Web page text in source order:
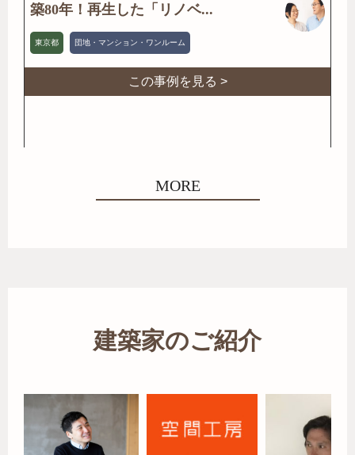
築80年！再生した「リノベ...
東京都 団地・マンション・ワンルーム
この事例を見る >
MORE
建築家のご紹介